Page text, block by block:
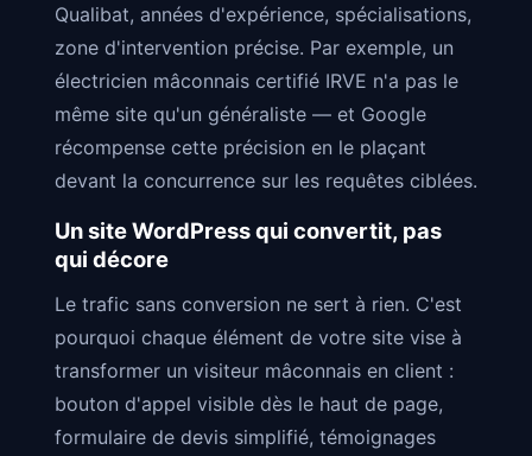
Qualibat, années d'expérience, spécialisations,
zone d'intervention précise. Par exemple, un
électricien mâconnais certifié IRVE n'a pas le
même site qu'un généraliste — et Google
récompense cette précision en le plaçant
devant la concurrence sur les requêtes ciblées.
Un site WordPress qui convertit, pas
qui décore
Le trafic sans conversion ne sert à rien. C'est
pourquoi chaque élément de votre site vise à
transformer un visiteur mâconnais en client :
bouton d'appel visible dès le haut de page,
formulaire de devis simplifié, témoignages